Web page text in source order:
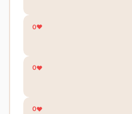
0
0
0